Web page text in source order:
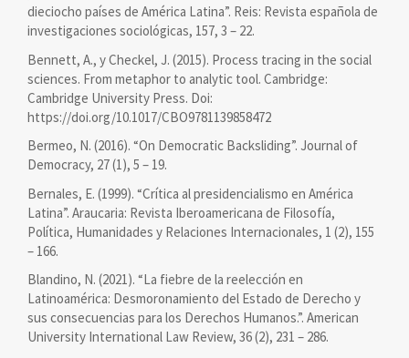
dieciocho países de América Latina”. Reis: Revista española de
investigaciones sociológicas, 157, 3 – 22.
Bennett, A., y Checkel, J. (2015). Process tracing in the social
sciences. From metaphor to analytic tool. Cambridge:
Cambridge University Press. Doi:
https://doi.org/10.1017/CBO9781139858472
Bermeo, N. (2016). “On Democratic Backsliding”. Journal of
Democracy, 27 (1), 5 – 19.
Bernales, E. (1999). “Crítica al presidencialismo en América
Latina”. Araucaria: Revista Iberoamericana de Filosofía,
Política, Humanidades y Relaciones Internacionales, 1 (2), 155
– 166.
Blandino, N. (2021). “La fiebre de la reelección en
Latinoamérica: Desmoronamiento del Estado de Derecho y
sus consecuencias para los Derechos Humanos.”. American
University International Law Review, 36 (2), 231 – 286.